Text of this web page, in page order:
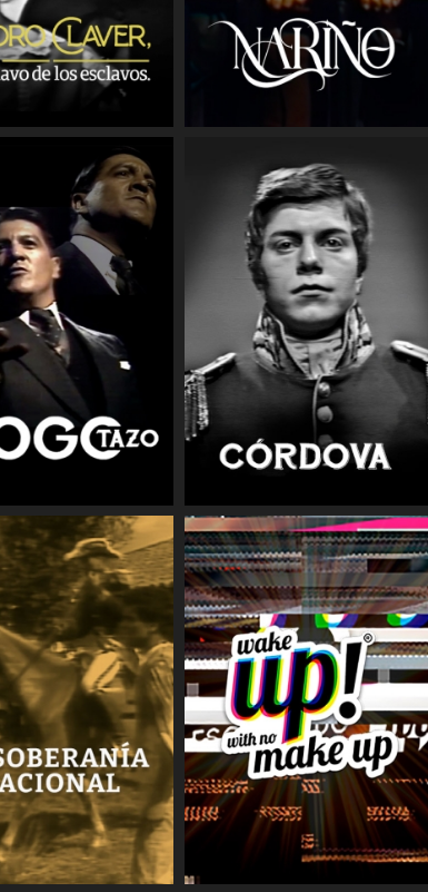
COMPARTIR
COMPARTIR
COMPARTIR